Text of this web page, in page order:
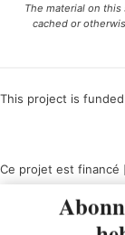
The material on
cached or
This project is
Ce projet est financé